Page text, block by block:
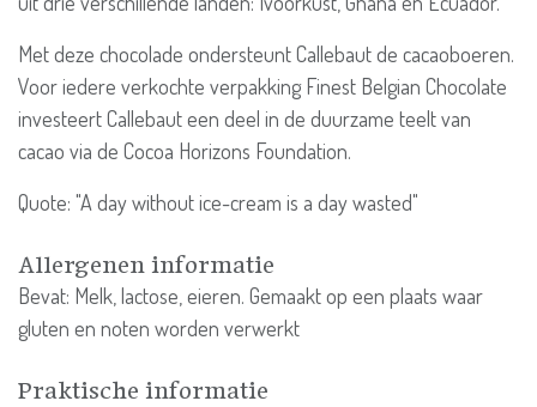
Met deze chocolade ondersteunt Callebaut de cacaoboeren.
Voor iedere verkochte verpakking Finest Belgian Chocolate
investeert Callebaut een deel in de duurzame teelt van
cacao via de Cocoa Horizons Foundation.
Quote: "A day without ice-cream is a day wasted"
Allergenen informatie
Bevat: Melk, lactose, eieren. Gemaakt op een plaats waar
gluten en noten worden verwerkt
Praktische informatie